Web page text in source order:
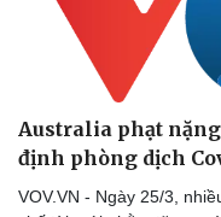
Australia phạt
định phòng dịch
VOV.VN - Ngày 25/3,